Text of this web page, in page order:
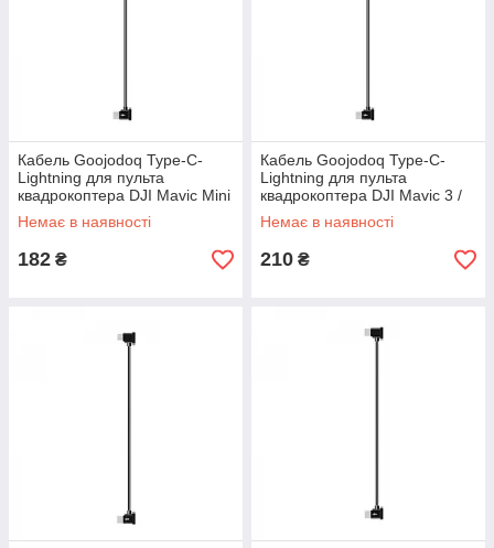
Кабель Goojodoq Type-C-
Lightning для пульта
квадрокоптера DJI Mavic Mini
2/Mini 3/Air 2/Air 2S 0.15m
Немає в наявності
182 ₴
Кабель Goojodoq Type-C-
Lightning для пульта
квадрокоптера DJI Mavic 3 /
Air 2 / Air 2S / Mini 2 / Mini 3
Pro
Немає в наявності
210 ₴